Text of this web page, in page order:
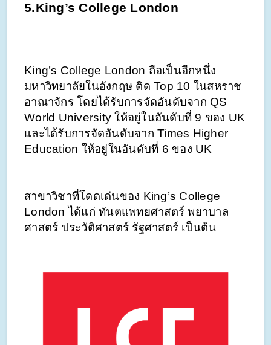
5.King’s College London
King’s College London ถือเป็นอีกหนึ่ง
มหาวิทยาลัยในอังกฤษ ติด Top 10 ในสหราช
อาณาจักร โดยได้รับการจัดอันดับจาก QS
World University ให้อยู่ในอันดับที่ 9 ของ UK
และได้รับการจัดอันดับจาก Times Higher
Education ให้อยู่ในอันดับที่ 6 ของ UK
สาขาวิชาที่โดดเด่นของ King’s College
London ได้แก่ ทันตแพทยศาสตร์ พยาบาล
ศาสตร์ ประวัติศาสตร์ รัฐศาสตร์ เป็นต้น